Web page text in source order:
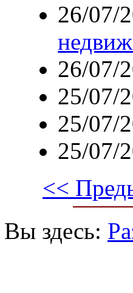
26/07/
26/07/
25/07/
25/07/
25/07/
<<
Вы здесь: